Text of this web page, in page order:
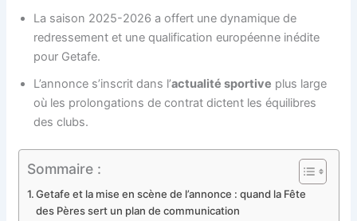
La saison 2025-2026 a offert une dynamique de
redressement et une qualification européenne inédite
pour Getafe.
L’annonce s’inscrit dans l’actualité sportive plus large
où les prolongations de contrat dictent les équilibres
des clubs.
Sommaire :
Getafe et la mise en scène de l’annonce : quand la Fête
des Pères sert un plan de communication